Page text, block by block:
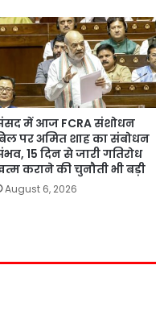
में आज FCRA संशोधन
पर अमित शाह का संबोधन
15 दिन से जारी गतिरोध
कराने की चुनौती भी बड़ी
August 6, 2026